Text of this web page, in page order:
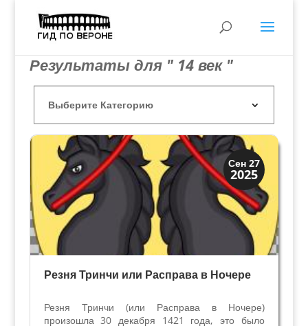
Результаты для " 14 век "
Сен 27
2025
Династии
Заговоры и войны
Резня Тринчи или Расправа в Ночере
Резня Тринчи (или Расправа в Ночере)
произошла 30 декабря 1421 года, это было